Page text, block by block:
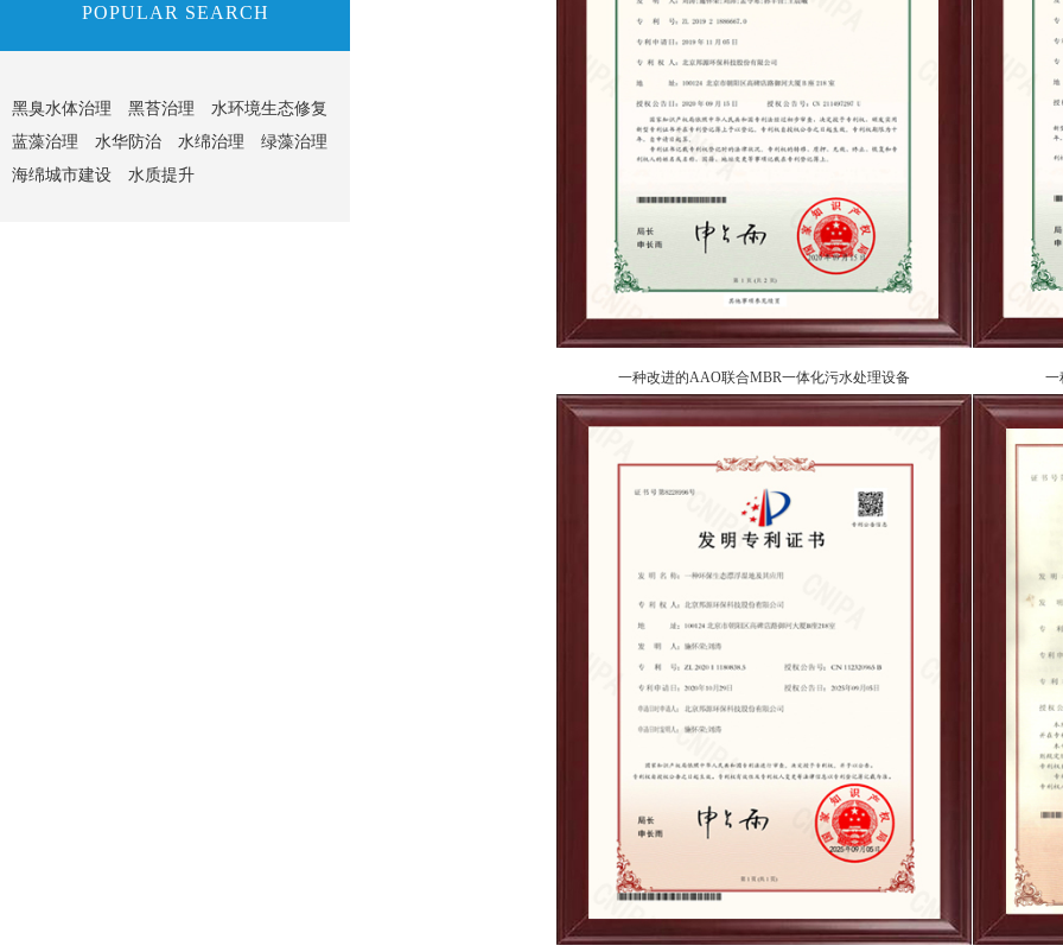
POPULAR SEARCH
黑臭水体治理 黑苔治理
水环境生态修复
蓝藻治理
水华防治 水绵治理
绿藻治理
海绵城市建设
水质提升
一种改进的AAO联合MBR一体化污水处理设备 一